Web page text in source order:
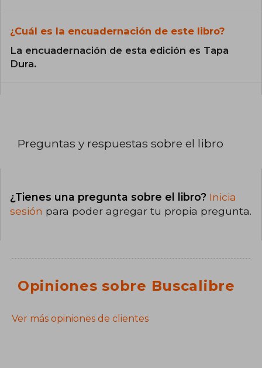
¿Cuál es la encuadernación de este libro?
La encuadernación de esta edición es Tapa
Dura.
Preguntas y respuestas sobre el libro
¿Tienes una pregunta sobre el libro? Inicia
sesión para poder agregar tu propia pregunta.
Opiniones sobre Buscalibre
Ver más opiniones de clientes